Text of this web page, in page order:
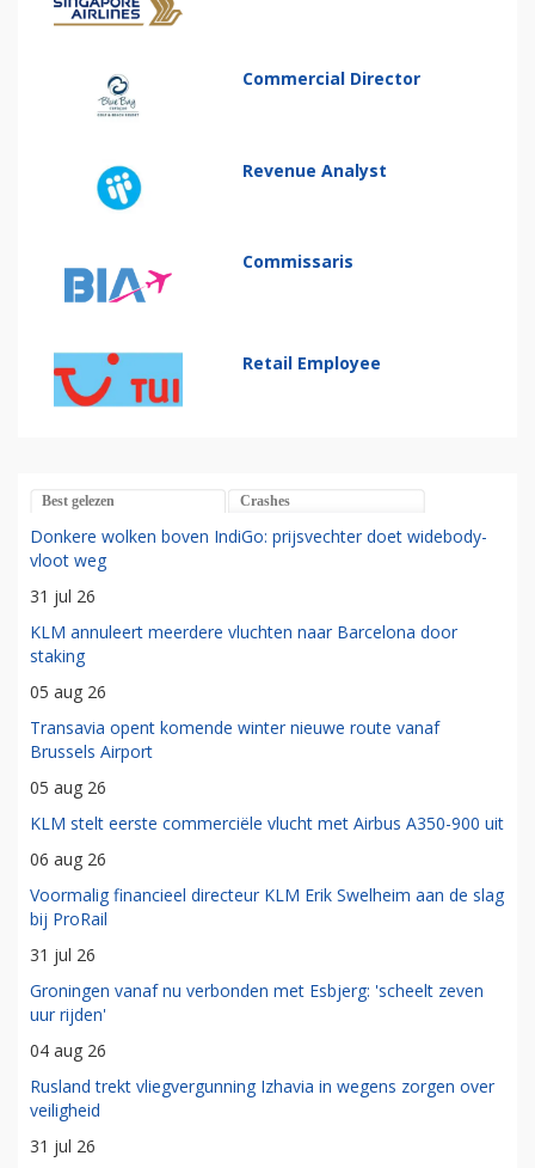
Commercial Director
Revenue Analyst
Commissaris
Retail Employee
Best gelezen Crashes
Donkere wolken boven IndiGo: prijsvechter doet widebody-
vloot weg
31 jul 26
KLM annuleert meerdere vluchten naar Barcelona door
staking
05 aug 26
Transavia opent komende winter nieuwe route vanaf
Brussels Airport
05 aug 26
KLM stelt eerste commerciële vlucht met Airbus A350-900 uit
06 aug 26
Voormalig financieel directeur KLM Erik Swelheim aan de slag
bij ProRail
31 jul 26
Groningen vanaf nu verbonden met Esbjerg: 'scheelt zeven
uur rijden'
04 aug 26
Rusland trekt vliegvergunning Izhavia in wegens zorgen over
veiligheid
31 jul 26